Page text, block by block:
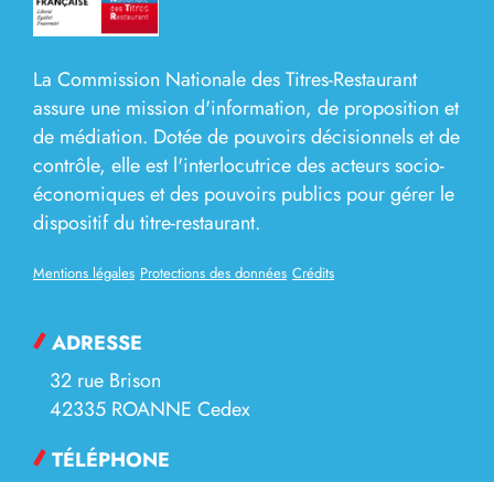
La Commission Nationale des Titres-Restaurant
assure une mission d'information, de proposition et
de médiation. Dotée de pouvoirs décisionnels et de
contrôle, elle est l'interlocutrice des acteurs socio-
économiques et des pouvoirs publics pour gérer le
dispositif du titre-restaurant.
Mentions légales Protections des données Crédits
ADRESSE
32 rue Brison
42335 ROANNE Cedex
TÉLÉPHONE